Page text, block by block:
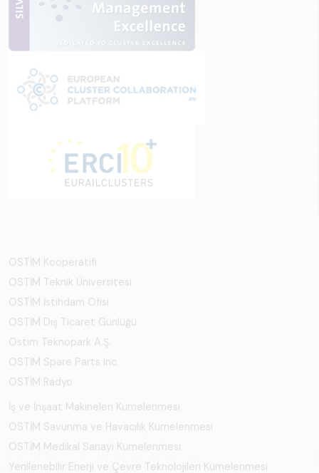
OSTİM Kooperatifi
OSTİM Teknik Üniversitesi
OSTİM İstihdam Ofisi
OSTİM Dış Ticaret Günlüğü
Ostim Teknopark A.Ş.
OSTİM Spare Parts Inc.
OSTİM Radyo
İş ve İnşaat Makineleri Kümelenmesi
OSTİM Savunma ve Havacılık Kümelenmesi
OSTİM Medikal Sanayi Kümelenmesi
Yenilenebilir Enerji ve Çevre Teknolojileri Kümelenmesi